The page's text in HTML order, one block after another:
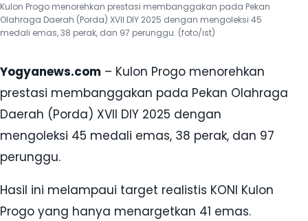
Kulon Progo menorehkan prestasi membanggakan pada Pekan
Olahraga Daerah (Porda) XVII DIY 2025 dengan mengoleksi 45
medali emas, 38 perak, dan 97 perunggu. (foto/ist)
Yogyanews.com – Kulon Progo menorehkan
prestasi membanggakan pada Pekan Olahraga
Daerah (Porda) XVII DIY 2025 dengan
mengoleksi 45 medali emas, 38 perak, dan 97
perunggu.
Hasil ini melampaui target realistis KONI Kulon
Progo yang hanya menargetkan 41 emas.